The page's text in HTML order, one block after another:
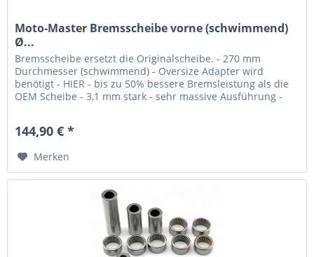
Moto-Master Bremsscheibe vorne (schwimmend)
Ø...
Bremsscheibe ersetzt die Originalscheibe. - 270 mm
Durchmesser (schwimmend) - Oversize Adapter wird
benötigt - HIER - bis zu 50% bessere Bremsleistung als die
OEM Scheibe - 3,1 mm stark - sehr massive Ausführung -
144,90 € *
Merken